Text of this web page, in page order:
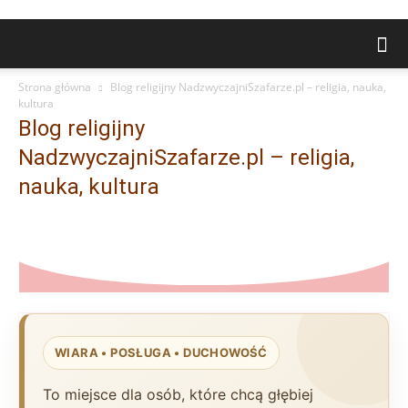
Strona główna
Blog religijny NadzwyczajniSzafarze.pl – religia, nauka,
kultura
Blog religijny
NadzwyczajniSzafarze.pl – religia,
nauka, kultura
WIARA • POSŁUGA • DUCHOWOŚĆ
To miejsce dla osób, które chcą głębiej